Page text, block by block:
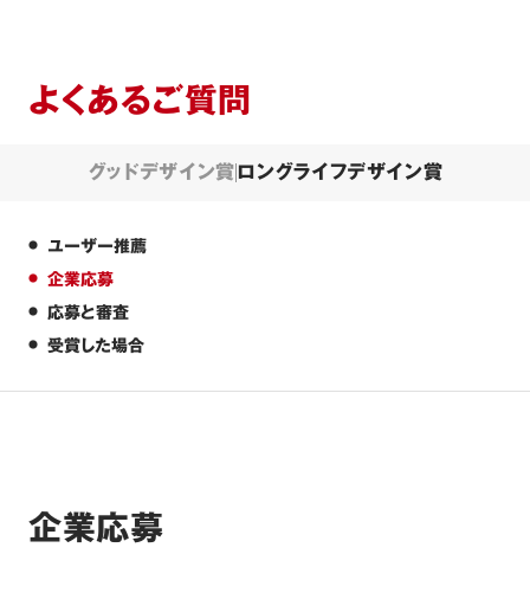
よくあるご質問
グッドデザイン賞ロングライフデザイン賞
ユーザー推薦
企業応募
応募と審査
受賞した場合
企業応募